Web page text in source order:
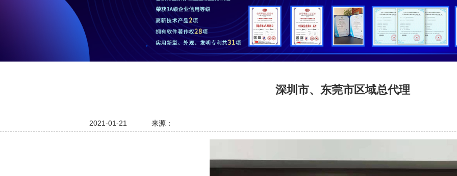
深圳市、东莞市区域总代理
2021-01-21 来源：